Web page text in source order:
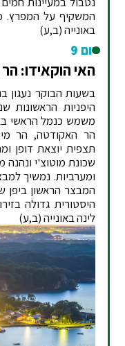
המשקיף על המפרץ.
באונייה (ב,ע)
יום 9
האי הוקאידו:
בשעות הבוקר נעגון
משמש כנמל הראשי
תצפית יוצאת דופן
שכונת מוטוצ'י ונהנה
ומערביות. נמשיך
המבצר הראשון ביפן
היסטורית גדולה
לינה באונייה (ב,ע)